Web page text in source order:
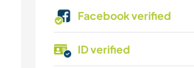
Facebook verified
ID verified